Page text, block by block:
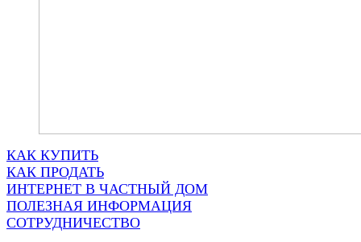
КАК КУПИТЬ
КАК ПРОДАТЬ
ИНТЕРНЕТ В ЧАСТНЫЙ ДОМ
ПОЛЕЗНАЯ ИНФОРМАЦИЯ
СОТРУДНИЧЕСТВО